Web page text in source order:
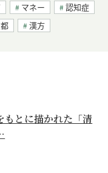
マネー
認知症
漢方
もとに描かれた「清